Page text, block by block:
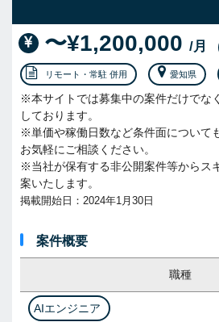
〜¥1,200,000 /月
リモート・常駐 併用 愛知県
※本サイトでは募集中の案件だけでな
しております。
※単価や稼働日数など条件面について
お気軽にご相談ください。
※当社が保有する非公開案件等からス
案いたします。
掲載開始日：2024年1月30日
案件概要
職種
AIエンジニア